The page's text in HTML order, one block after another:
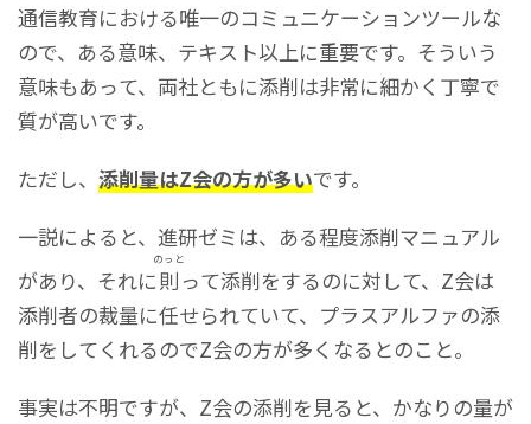
通信教育における唯一のコミュニケーションツールな
ので、ある意味、テキスト以上に重要です。そういう
意味もあって、両社ともに添削は非常に細かく丁寧で
質が高いです。
ただし、 添削量はZ会の方が多いです。
一説によると、進研ゼミは、ある程度添削マニュアル
があり、それに則
のっと
って添削をするのに対して、Z会は
添削者の裁量に任せられていて、プラスアルファの添
削をしてくれるのでZ会の方が多くなるとのこと。
事実は不明ですが、Z会の添削を見ると、かなりの量が